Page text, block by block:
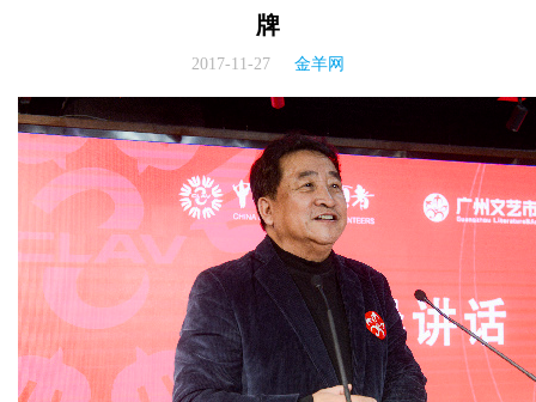
牌
2017-11-27 金羊网